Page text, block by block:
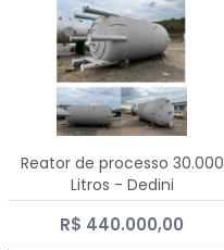
Reator de processo 30.000
Litros - Dedini
R$ 440.000,00